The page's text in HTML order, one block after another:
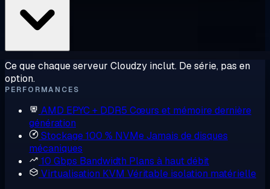
Ce que chaque serveur Cloudzy inclut. De série, pas en
option.
PERFORMANCES
AMD EPYC + DDR5 Cœurs et mémoire dernière
génération
Stockage 100 % NVMeJamais de disques
mécaniques
10 Gbps Bandwidth Plans à haut débit
Virtualisation KVM Véritable isolation matérielle